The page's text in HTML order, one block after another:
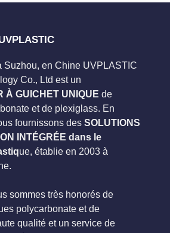
Suzhou, en Chine UVPLASTIC
Co., Ltd est un
À GUICHET UNIQUE de
et de plexiglass. En
fournissons des SOLUTIONS
INTÉGRÉE dans le
ue, établie en 2003 à
sommes très honorés de
polycarbonate et de
qualité et un service de